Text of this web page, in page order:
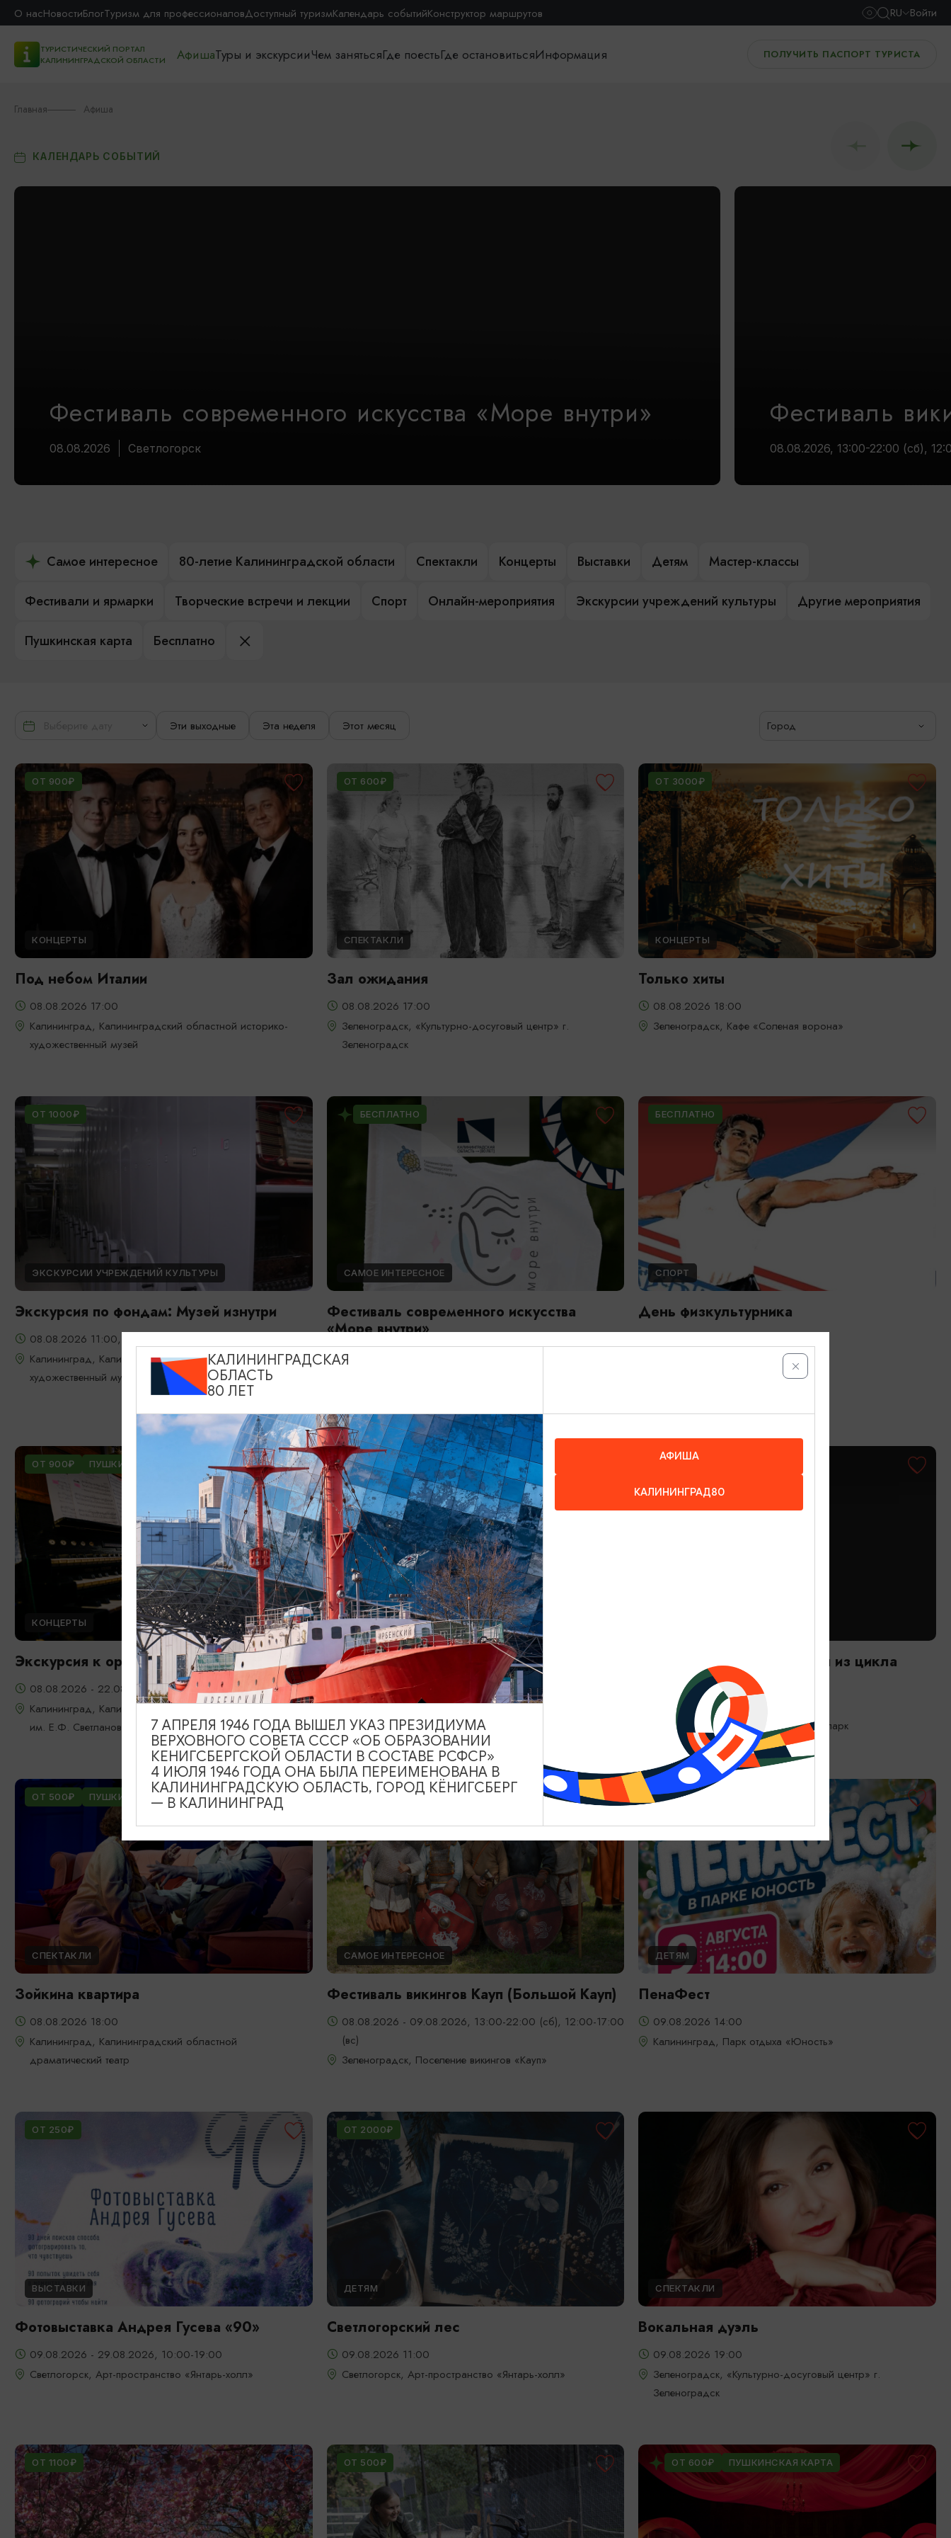
О насНовостиБлогТуризм для профессионаловДоступный туризмКалендарь событийКонструктор маршрутов RU Войти
ТУРИСТИЧЕСКИЙ ПОРТАЛ
КАЛИНИНГРАДСКОЙ ОБЛАСТИ
АфишаТуры и экскурсииЧем занятьсяГде поестьГде остановитьсяИнформация ПОЛУЧИТЬ ПАСПОРТ ТУРИСТА
Главная Афиша
КАЛЕНДАРЬ СОБЫТИЙ
Фестиваль современного искусства «Море внутри»
08.08.2026 Светлогорск
Фестиваль
08.08.2026, 13:00-22:00 (сб),
Самое интересное 80-летие Калининградской области Спектакли Концерты Выставки Детям Мастер-классы
Фестивали и ярмарки Творческие встречи и лекции Спорт Онлайн-мероприятия Экскурсии учреждений культуры Другие мероприятия
Пушкинская карта Бесплатно
Эти выходные Эта неделя Этот месяц Город
ОТ 900₽
КОНЦЕРТЫ
Под небом Италии
08.08.2026 17:00
Калининград, Калининградский областной историко-
художественный музей
ОТ 600₽
СПЕКТАКЛИ
Зал ожидания
08.08.2026 17:00
Зеленоградск, «Культурно-досуговый центр» г.
Зеленоградск
ОТ 3000₽
КОНЦЕРТЫ
Только хиты
08.08.2026 18:00
Зеленоградск, Кафе «Соленая ворона»
ОТ 1000₽
ЭКСКУРСИИ УЧРЕЖДЕНИЙ КУЛЬТУРЫ
Экскурсия по фондам: Музей изнутри
08.08.2026 11:00, 13:00, 15:00
Калининград, Калининградский областной историко-
художественный музей
БЕСПЛАТНО
САМОЕ ИНТЕРЕСНОЕ
Фестиваль современного искусства
«Море внутри»
08.08.2026 - 09.08.2026
БЕСПЛАТНО
СПОРТ
День физкультурника
ОТ 900₽ ПУШКИНСКАЯ КАРТА БЕСПЛАТНО
КОНЦЕРТЫ
Экскурсия к органу
08.08.2026 - 22.08.2026, 18:00
Калининград, Калининградская областная филармония
им. Е.Ф. Светланова
ОТ 2500₽
КОНЦЕРТЫ
Моя Мишель
08.08.2026 19:00
Светлогорск, Театр эстрады «Янтарь-холл»
Следы времени. Экскурсия из цикла
«Другой зоопарк»
08.08.2026 10:00
Калининград, Калининградский зоопарк
ОТ 500₽ ПУШКИНСКАЯ КАРТА
СПЕКТАКЛИ
Зойкина квартира
08.08.2026 18:00
Калининград, Калининградский областной
драматический театр
САМОЕ ИНТЕРЕСНОЕ
Фестиваль викингов Кауп (Большой Кауп)
08.08.2026 - 09.08.2026, 13:00-22:00 (сб), 12:00-17:00
(вс)
Зеленоградск, Поселение викингов «Кауп»
БЕСПЛАТНО
ДЕТЯМ
ПенаФест
09.08.2026 14:00
Калининград, Парк отдыха «Юность»
ОТ 250₽
ВЫСТАВКИ
Фотовыставка Андрея Гусева «90»
09.08.2026 - 29.08.2026, 10:00-19:00
Светлогорск, Арт-пространство «Янтарь-холл»
ОТ 2000₽
ДЕТЯМ
Светлогорский лес
09.08.2026 11:00
Светлогорск, Арт-пространство «Янтарь-холл»
СПЕКТАКЛИ
Вокальная дуэль
09.08.2026 19:00
Зеленоградск, «Культурно-досуговый центр» г.
Зеленоградск
ОТ 1100₽ ОТ 500₽ ОТ 600₽ ПУШКИНСКАЯ КАРТА
КАЛИНИНГРАДСКАЯ
ОБЛАСТЬ
80 ЛЕТ
АФИША
КАЛИНИНГРАД80
7 АПРЕЛЯ 1946 ГОДА ВЫШЕЛ УКАЗ ПРЕЗИДИУМА
ВЕРХОВНОГО СОВЕТА СССР «ОБ ОБРАЗОВАНИИ
КЕНИГСБЕРГСКОЙ ОБЛАСТИ В СОСТАВЕ РСФСР»
4 ИЮЛЯ 1946 ГОДА ОНА БЫЛА ПЕРЕИМЕНОВАНА В
КАЛИНИНГРАДСКУЮ ОБЛАСТЬ, ГОРОД КЁНИГСБЕРГ
— В КАЛИНИНГРАД